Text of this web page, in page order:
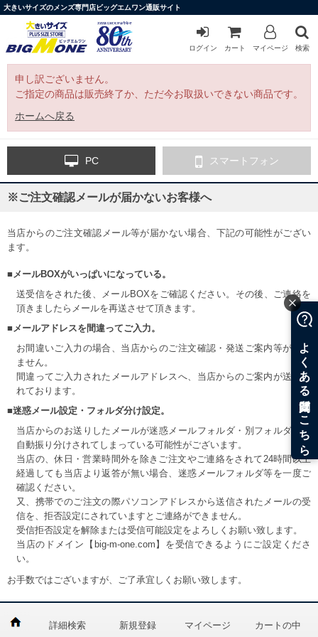
大きいサイズのメンズ専門店ビッグエムワン通販サイト
ログイン カート マイページ 検索
申し訳ございません。
ご指定の商品は販売終了か、ただ今お取扱いできない商品です。
ホームへ戻る
PC スマートフォン
※ご注文確認メールが届かないお客様へ
当店からのご注文確認メール等が届かない場合、下記の可能性がござい
ます。
■メールBOXがいっぱいになっている。
送受信をされた後、メールBOXをご確認ください。その後、ご連絡を
頂きましたらメールを再送させて頂きます。
■メールアドレスを間違ってご入力。
お間違いご入力の場合、当店からのご注文確認・発送ご案内等が届き
ません。
間違ってご入力されたメールアドレスへ、当店からのご案内が送信さ
れております。
■迷惑メール設定・フォルダ分け設定。
当店からのお送りしたメールが迷惑メールフォルダ・別フォルダ等へ
自動振り分けされてしまっている可能性がございます。
当店の、休日・営業時間外を除きご注文やご連絡をされて24時間以上
経過しても当店より返答が無い場合、迷惑メールフォルダ等を一度ご
確認ください。
又、携帯でのご注文の際パソコンアドレスから送信されたメールの受
信を、拒否設定にされていますとご連絡ができません。
受信拒否設定を解除または受信可能設定をよろしくお願い致します。
当店のドメイン【big-m-one.com】を受信できるようにご設定くださ
い。
お手数ではございますが、ご了承宜しくお願い致します。
詳細検索 新規登録 マイページ カートの中